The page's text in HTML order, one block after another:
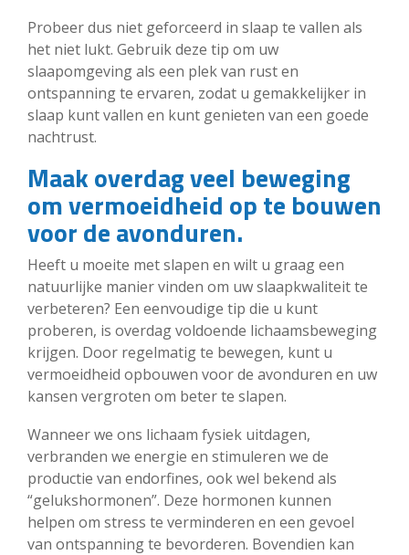
Probeer dus niet geforceerd in slaap te vallen als
het niet lukt. Gebruik deze tip om uw
slaapomgeving als een plek van rust en
ontspanning te ervaren, zodat u gemakkelijker in
slaap kunt vallen en kunt genieten van een goede
nachtrust.
Maak overdag veel beweging
om vermoeidheid op te bouwen
voor de avonduren.
Heeft u moeite met slapen en wilt u graag een
natuurlijke manier vinden om uw slaapkwaliteit te
verbeteren? Een eenvoudige tip die u kunt
proberen, is overdag voldoende lichaamsbeweging
krijgen. Door regelmatig te bewegen, kunt u
vermoeidheid opbouwen voor de avonduren en uw
kansen vergroten om beter te slapen.
Wanneer we ons lichaam fysiek uitdagen,
verbranden we energie en stimuleren we de
productie van endorfines, ook wel bekend als
“gelukshormonen”. Deze hormonen kunnen
helpen om stress te verminderen en een gevoel
van ontspanning te bevorderen. Bovendien kan